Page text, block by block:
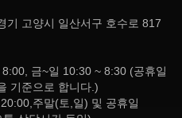
기 고양시 일산서구 호수로 817
금~일 10:30 ~ 8:30 (공휴일
기준으로 합니다.)
주말(토,일) 및 공휴일